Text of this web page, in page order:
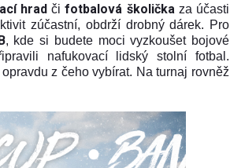
hrad čifotbalová školička za účasti
zúčastní, obdrží drobný dárek. Pro
, kde si budete moci vyzkoušet bojové
nafukovací lidský stolní fotbal.
z čeho vybírat. Na turnaj rovněž